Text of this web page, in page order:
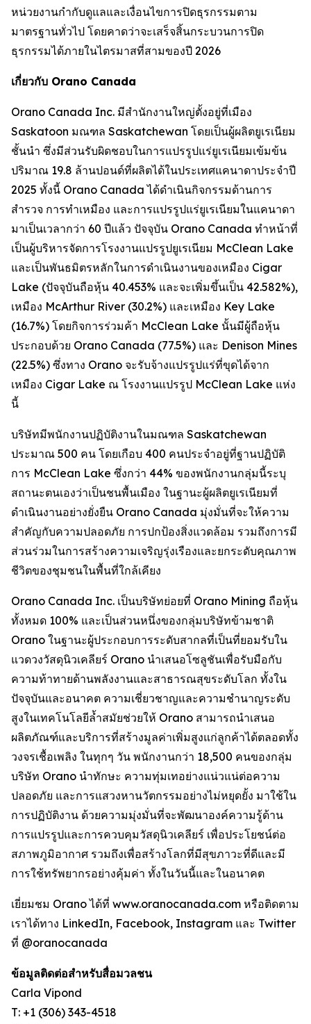
หน่วยงานกำกับดูแลและเงื่อนไขการปิดธุรกรรมตาม
มาตรฐานทั่วไป โดยคาดว่าจะเสร็จสิ้นกระบวนการปิด
ธุรกรรมได้ภายในไตรมาสที่สามของปี 2026
เกี่ยวกับ Orano Canada
Orano Canada Inc. มีสำนักงานใหญ่ตั้งอยู่ที่เมือง
Saskatoon มณฑล Saskatchewan โดยเป็นผู้ผลิตยูเรเนียม
ชั้นนำ ซึ่งมีส่วนรับผิดชอบในการแปรรูปแร่ยูเรเนียมเข้มข้น
ปริมาณ 19.8 ล้านปอนด์ที่ผลิตได้ในประเทศแคนาดาประจำปี
2025 ทั้งนี้ Orano Canada ได้ดำเนินกิจกรรมด้านการ
สำรวจ การทำเหมือง และการแปรรูปแร่ยูเรเนียมในแคนาดา
มาเป็นเวลากว่า 60 ปีแล้ว ปัจจุบัน Orano Canada ทำหน้าที่
เป็นผู้บริหารจัดการโรงงานแปรรูปยูเรเนียม McClean Lake
และเป็นพันธมิตรหลักในการดำเนินงานของเหมือง Cigar
Lake (ปัจจุบันถือหุ้น 40.453% และจะเพิ่มขึ้นเป็น 42.582%),
เหมือง McArthur River (30.2%) และเหมือง Key Lake
(16.7%) โดยกิจการร่วมค้า McClean Lake นั้นมีผู้ถือหุ้น
ประกอบด้วย Orano Canada (77.5%) และ Denison Mines
(22.5%) ซึ่งทาง Orano จะรับจ้างแปรรูปแร่ที่ขุดได้จาก
เหมือง Cigar Lake ณ โรงงานแปรรูป McClean Lake แห่ง
นี้
บริษัทมีพนักงานปฏิบัติงานในมณฑล Saskatchewan
ประมาณ 500 คน โดยเกือบ 400 คนประจำอยู่ที่ฐานปฏิบัติ
การ McClean Lake ซึ่งกว่า 44% ของพนักงานกลุ่มนี้ระบุ
สถานะตนเองว่าเป็นชนพื้นเมือง ในฐานะผู้ผลิตยูเรเนียมที่
ดำเนินงานอย่างยั่งยืน Orano Canada มุ่งมั่นที่จะให้ความ
สำคัญกับความปลอดภัย การปกป้องสิ่งแวดล้อม รวมถึงการมี
ส่วนร่วมในการสร้างความเจริญรุ่งเรืองและยกระดับคุณภาพ
ชีวิตของชุมชนในพื้นที่ใกล้เคียง
Orano Canada Inc. เป็นบริษัทย่อยที่ Orano Mining ถือหุ้น
ทั้งหมด 100% และเป็นส่วนหนึ่งของกลุ่มบริษัทข้ามชาติ
Orano ในฐานะผู้ประกอบการระดับสากลที่เป็นที่ยอมรับใน
แวดวงวัสดุนิวเคลียร์ Orano นำเสนอโซลูชันเพื่อรับมือกับ
ความท้าทายด้านพลังงานและสาธารณสุขระดับโลก ทั้งใน
ปัจจุบันและอนาคต ความเชี่ยวชาญและความชำนาญระดับ
สูงในเทคโนโลยีล้ำสมัยช่วยให้ Orano สามารถนำเสนอ
ผลิตภัณฑ์และบริการที่สร้างมูลค่าเพิ่มสูงแก่ลูกค้าได้ตลอดทั้ง
วงจรเชื้อเพลิง ในทุกๆ วัน พนักงานกว่า 18,500 คนของกลุ่ม
บริษัท Orano นำทักษะ ความทุ่มเทอย่างแน่วแน่ต่อความ
ปลอดภัย และการแสวงหานวัตกรรมอย่างไม่หยุดยั้ง มาใช้ใน
การปฏิบัติงาน ด้วยความมุ่งมั่นที่จะพัฒนาองค์ความรู้ด้าน
การแปรรูปและการควบคุมวัสดุนิวเคลียร์ เพื่อประโยชน์ต่อ
สภาพภูมิอากาศ รวมถึงเพื่อสร้างโลกที่มีสุขภาวะที่ดีและมี
การใช้ทรัพยากรอย่างคุ้มค่า ทั้งในวันนี้และในอนาคต
เยี่ยมชม Orano ได้ที่ www.oranocanada.com หรือติดตาม
เราได้ทาง LinkedIn, Facebook, Instagram และ Twitter
ที่ @oranocanada
ข้อมูลติดต่อสำหรับสื่อมวลชน
Carla Vipond
T: +1 (306) 343-4518